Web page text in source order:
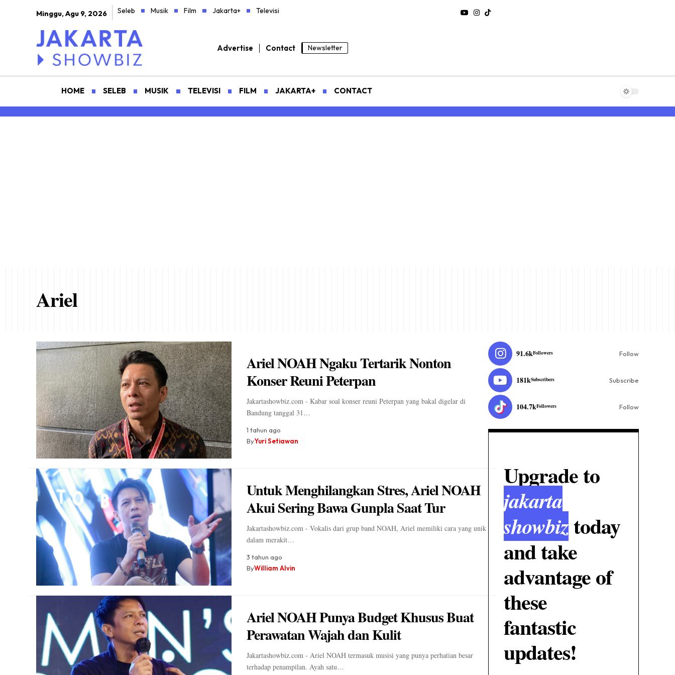
Minggu, Agu 9, 2026 Seleb Musik Film Jakarta+ Televisi
Advertise Contact Newsletter
HOME SELEB MUSIK TELEVISI FILM JAKARTA+ CONTACT
Ariel
Ariel NOAH Ngaku Tertarik Nonton
Konser Reuni Peterpan
Jakartashowbiz.com - Kabar soal konser reuni Peterpan yang bakal digelar di
Bandung tanggal 31…
1 tahun ago
ByYuri Setiawan
Untuk Menghilangkan Stres, Ariel NOAH
Akui Sering Bawa Gunpla Saat Tur
Jakartashowbiz.com - Vokalis dari grup band NOAH, Ariel memiliki cara yang unik
dalam merakit…
3 tahun ago
ByWilliam Alvin
Ariel NOAH Punya Budget Khusus Buat
Perawatan Wajah dan Kulit
Jakartashowbiz.com - Ariel NOAH termasuk musisi yang punya perhatian besar
terhadap penampilan. Ayah satu…
91.6kFollowers Follow
181kSubscribers Subscribe
104.7kFollowers Follow
Upgrade to
jakarta
showbiztoday
and take
advantage of
these
fantastic
updates!